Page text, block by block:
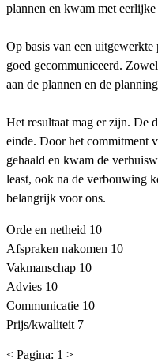
plannen en kwam met
Op basis van een
goed gecommuniceerd.
aan de plannen en de
Het resultaat mag er zijn. De
einde. Door het commitment
gehaald en kwam de
least, ook na de verbouwing
belangrijk voor ons.
Orde en netheid 10
Afspraken nakomen 10
Vakmanschap 10
Advies 10
Communicatie 10
Prijs/kwaliteit 7
< Pagina: 1 >